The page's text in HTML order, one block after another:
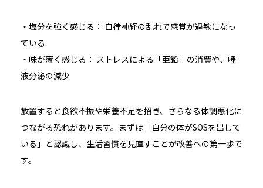
・塩分を強く感じる： 自律神経の乱れで感覚が過敏になっ
ている
・味が薄く感じる： ストレスによる「亜鉛」の消費や、唾
液分泌の減少
放置すると食欲不振や栄養不足を招き、さらなる体調悪化に
つながる恐れがあります。まずは「自分の体がSOSを出して
いる」と認識し、生活習慣を見直すことが改善への第一歩で
す。